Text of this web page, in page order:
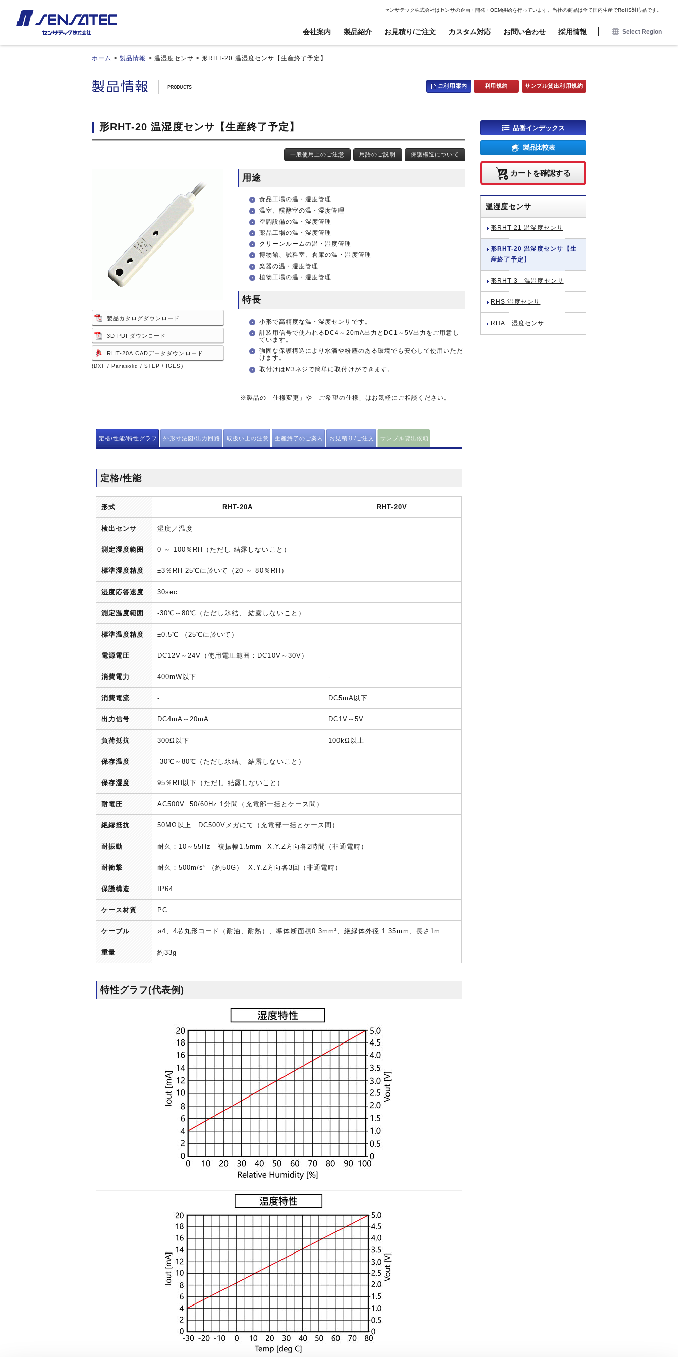
JAPANESE ENGLISH DE FR ES
センサテック株式会社はセンサの企画・開発・OEM供給を行っています。当社の商品は全て国内生産でRoHS対応品です。
会社案内 製品紹介 お見積り/ご注文 カスタム対応 お問い合わせ 採用情報 Select Region
近接センサ
差動容量型近接センサ
磁気センサ
ジャイロセンサ
光電センサ
温湿度センサ
水位センサ
センサ無線ユニット
近接センサ
衝撃センサ
電子ボリューム
照光式押しボタン
コネクタハーネス
近接センサ
差動容量型近接センサ
磁気センサ
ジャイロセンサ
光電センサ
温湿度センサ
水位センサ
センサ無線ユニット
近接センサ
衝撃センサ
電子ボリューム
照光式押しボタン
コネクタハーネス
基板実装のご紹介 ケーブル、ワイヤー、コイル巻線加工 開発・設計業務委託フロー
ホーム >製品情報 > 温湿度センサ >形RHT-20 温湿度センサ【生産終了予定】
ご利用案内 利用規約 サンプル貸出利用規約
形RHT-20 温湿度センサ【生産終了予定】
一般使用上のご注意 用語のご説明 保護構造について
製品カタログダウンロード
3D PDFダウンロード
RHT-20A CADデータダウンロード
(DXF / Parasolid / STEP / IGES)
用途
食品工場の温・湿度管理
温室、醗酵室の温・湿度管理
空調設備の温・湿度管理
薬品工場の温・湿度管理
クリーンルームの温・湿度管理
博物館、試料室、倉庫の温・湿度管理
楽器の温・湿度管理
植物工場の温・湿度管理
特長
小形で高精度な温・湿度センサです。
計装用信号で使われるDC4～20mA出力とDC1～5V出力をご用意し
ています。
強固な保護構造により水滴や粉塵のある環境でも安心して使用いただ
けます。
取付けはM3ネジで簡単に取付けができます。
※製品の「仕様変更」や「ご希望の仕様」はお気軽にご相談ください。
定格/性能/特性グラフ 外形寸法図/出力回路 取扱い上の注意 生産終了のご案内 お見積り/ご注文 サンプル貸出依頼
定格/性能
形式 RHT-20A RHT-20V
検出センサ 湿度／温度
測定湿度範囲 0 ～ 100％RH（ただし 結露しないこと）
標準湿度精度 ±3％RH 25℃に於いて（20 ～ 80％RH）
湿度応答速度 30sec
測定温度範囲 -30℃～80℃（ただし氷結、 結露しないこと）
標準温度精度 ±0.5℃ （25℃に於いて）
電源電圧 DC12V～24V（使用電圧範囲：DC10V～30V）
消費電力 400mW以下 -
消費電流 - DC5mA以下
出力信号 DC4mA～20mA DC1V～5V
負荷抵抗 300Ω以下 100kΩ以上
保存温度 -30℃～80℃（ただし氷結、 結露しないこと）
保存湿度 95％RH以下（ただし 結露しないこと）
耐電圧 AC500V 50/60Hz 1分間（充電部一括とケース間）
絶縁抵抗 50MΩ以上 DC500Vメガにて（充電部一括とケース間）
耐振動 耐久：10～55Hz 複振幅1.5mm X.Y.Z方向各2時間（非通電時）
耐衝撃 耐久：500m/s² （約50G） X.Y.Z方向各3回（非通電時）
保護構造 IP64
ケース材質 PC
ケーブル ø4、4芯丸形コード（耐油、耐熱）、導体断面積0.3mm²、絶縁体外径 1.35mm、長さ1m
重量 約33g
特性グラフ(代表例)
品番インデックス
製品比較表
カートを確認する
温湿度センサ
形RHT-21 温湿度センサ
形RHT-20 温湿度センサ【生
産終了予定】
形RHT-3 温湿度センサ
RHS 湿度センサ
RHA 湿度センサ